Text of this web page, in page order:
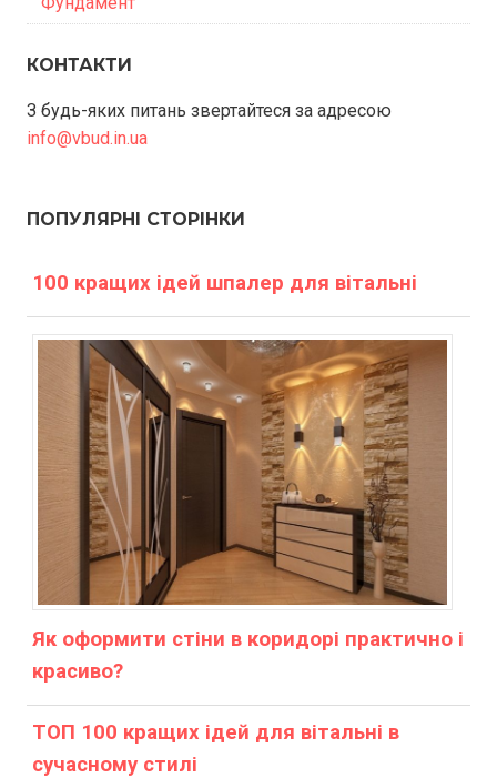
КОНТАКТИ
З будь-яких питань звертайтеся за адресою
info@vbud.in.ua
ПОПУЛЯРНІ СТОРІНКИ
100 кращих ідей шпалер для вітальні
Як оформити стіни в коридорі практично і
красиво?
ТОП 100 кращих ідей для вітальні в
сучасному стилі